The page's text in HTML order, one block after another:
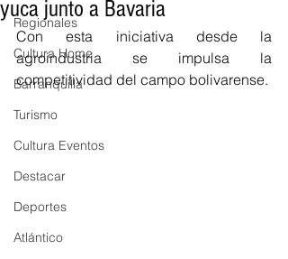
Regionales
Cultura Home
Barranquilla
Turismo
Cultura Eventos
Destacar
Deportes
Atlántico
yuca junto a Bavaria
Con esta iniciativa desde la
agroindustria se impulsa la
competitividad del campo bolivarense.